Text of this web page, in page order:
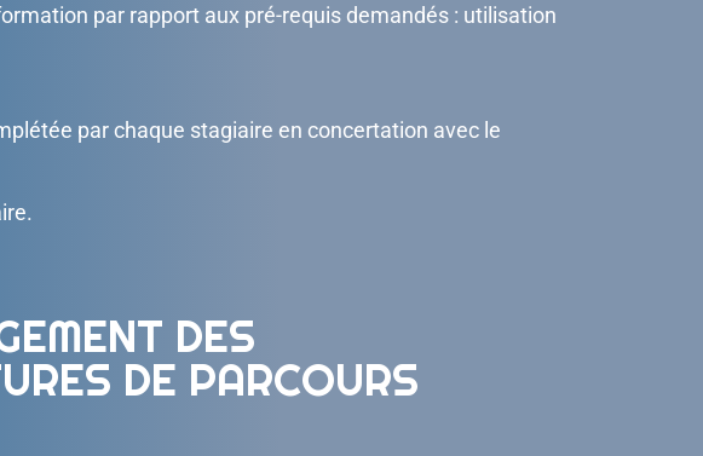
par rapport aux pré-requis demandés : utilisation
par chaque stagiaire en concertation avec le
DES
DE PARCOURS